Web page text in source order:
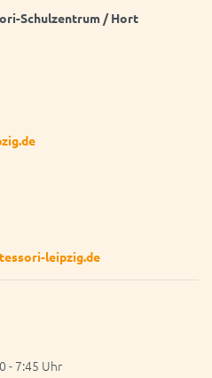
Schulzentrum / Hort
leipzig.de
- 7:45 Uhr